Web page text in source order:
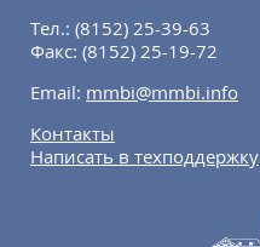
Тел.: (8152) 25-39-63
Факс: (8152) 25-19-72
Email: mmbi@mmbi.info
Контакты
Написать в техподдержку